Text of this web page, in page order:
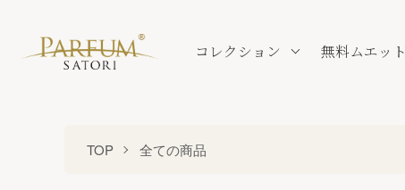
コレクション 無料ムエット
TOP 全ての商品